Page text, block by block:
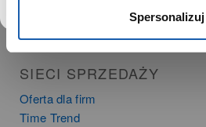
Spersonalizuj
Instrumenty muzyczne
SIECI SPRZEDAŻY
Oferta dla firm
Time Trend